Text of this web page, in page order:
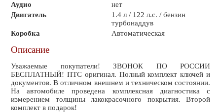
Аудио
нет
Двигатель
1.4 л / 122 л.с. / бензин
турбонаддув
Коробка
Автоматическая
Описание
Уважаемые покупатели! ЗВОНОК ПО РОССИИ
БЕСПЛАТНЫЙ! ПТС оригинал. Полный комплект ключей и
документов. В отличном внешнем и техническом состоянии.
На автомобиле проведена комплексная диагностика с
измерением толщины лакокрасочного покрытия. Второй
комплект в подарок!